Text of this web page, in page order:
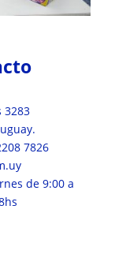
3283
7826
de 9:00 a